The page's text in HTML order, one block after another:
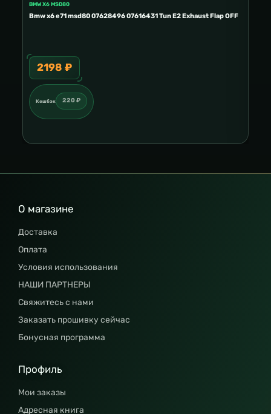
BMW X6 MSD80
Bmw x6 e71 msd80 07628496 07616431 Tun E2 Exhaust Flap OFF
2198 ₽
Кешбэк 220 ₽
О магазине
Доставка
Оплата
Условия использования
НАШИ ПАРТНЕРЫ
Свяжитесь с нами
Заказать прошивку сейчас
Бонусная программа
Профиль
Мои заказы
Адресная книга